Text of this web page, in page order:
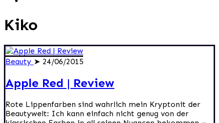
Kiko
Beauty ➤ 24/06/2015
Apple Red | Review
Rote Lippenfarben sind wahrlich mein Kryptonit der
Beautywelt: Ich kann einfach nicht genug von der